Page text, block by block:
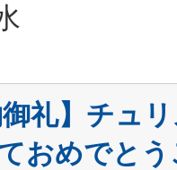
礼】チュ
おめでと